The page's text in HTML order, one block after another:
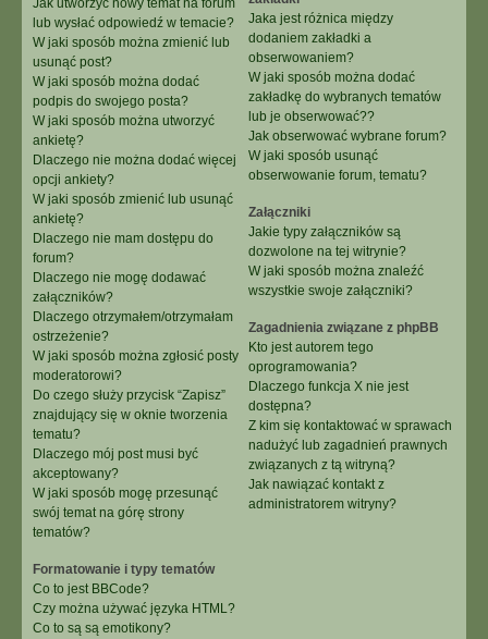
Jak utworzyć nowy temat na forum
lub wysłać odpowiedź w temacie?
W jaki sposób można zmienić lub
usunąć post?
W jaki sposób można dodać
podpis do swojego posta?
W jaki sposób można utworzyć
ankietę?
Dlaczego nie można dodać więcej
opcji ankiety?
W jaki sposób zmienić lub usunąć
ankietę?
Dlaczego nie mam dostępu do
forum?
Dlaczego nie mogę dodawać
załączników?
Dlaczego otrzymałem/otrzymałam
ostrzeżenie?
W jaki sposób można zgłosić posty
moderatorowi?
Do czego służy przycisk “Zapisz”
znajdujący się w oknie tworzenia
tematu?
Dlaczego mój post musi być
akceptowany?
W jaki sposób mogę przesunąć
swój temat na górę strony
tematów?
Formatowanie i typy tematów
Co to jest BBCode?
Czy można używać języka HTML?
Co to są są emotikony?
Jaka jest różnica między
dodaniem zakładki a
obserwowaniem?
W jaki sposób można dodać
zakładkę do wybranych tematów
lub je obserwować??
Jak obserwować wybrane forum?
W jaki sposób usunąć
obserwowanie forum, tematu?
Załączniki
Jakie typy załączników są
dozwolone na tej witrynie?
W jaki sposób można znaleźć
wszystkie swoje załączniki?
Zagadnienia związane z phpBB
Kto jest autorem tego
oprogramowania?
Dlaczego funkcja X nie jest
dostępna?
Z kim się kontaktować w sprawach
nadużyć lub zagadnień prawnych
związanych z tą witryną?
Jak nawiązać kontakt z
administratorem witryny?